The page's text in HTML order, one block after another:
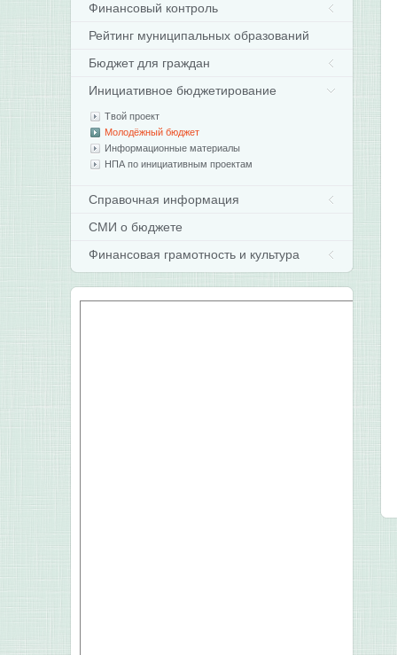
Финансовый контроль
Рейтинг муниципальных образований
Бюджет для граждан
Инициативное бюджетирование
Твой проект
Молодёжный бюджет
Информационные материалы
НПА по инициативным проектам
Справочная информация
СМИ о бюджете
Финансовая грамотность и культура